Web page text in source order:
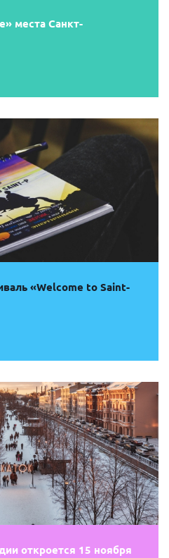
места Санкт-
«Welcome to Saint-
откроется 15 ноября